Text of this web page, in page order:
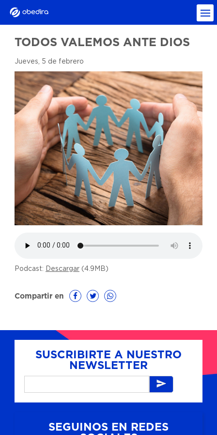
TODOS VALEMOS ANTE DIOS
Jueves, 5 de febrero
Podcast: Descargar (4.9MB)
Compartir en
SUSCRIBIRTE A NUESTRO
NEWSLETTER
SEGUINOS EN REDES